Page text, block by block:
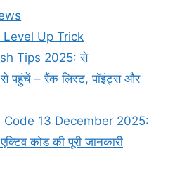
Up Trick
Tips 2025: से
पहुंचें – रैंक लिस्ट, पॉइंट्स और
Code 13 December 2025:
कोड की पूरी जानकारी